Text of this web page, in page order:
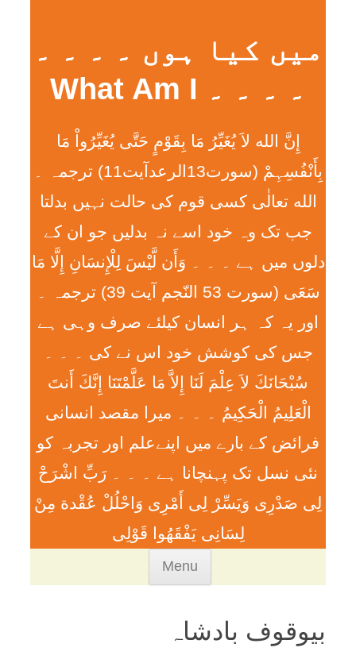
میں کیا ہوں ۔ ۔ ۔ ۔
۔ ۔ ۔ ۔ What Am I
إِنَّ الله لاَ يُغَيِّرُ مَا بِقَوْمٍ حَتَّی يُغَيِّرُواْ مَا
بِأَنْفُسِہِمْ (سورت13الرعدآیت11) ترجمہ ۔
الله تعالٰی کسی قوم کی حالت نہیں بدلتا
جب تک وہ خود اسے نہ بدلیں جو ان کے
دلوں میں ہے ۔ ۔ ۔ وَأَن لَّيْسَ لِلْإِنسَانِ إِلَّا مَا
سَعَی (سورت 53 النّجم آیت 39) ترجمہ ۔
اور یہ کہ ہر انسان کیلئے صرف وہی ہے
جس کی کوشش خود اس نے کی ۔ ۔ ۔
سُبْحَانَكَ لاَ عِلْمَ لَنَا إِلاَّ مَا عَلَّمْتَنَا إِنَّكَ أَنتَ
الْعَلِيمُ الْحَكِيمُ ۔ ۔ ۔ ميرا مقصد انسانی
فرائض کے بارے میں اپنےعلم اور تجربہ کو
نئی نسل تک پہنچانا ہے ۔ ۔ ۔ رَبِّ اشْرَحْ
لِی صَدْرِی وَيَسِّرْ لِی أَمْرِی وَاحْلُلْ عُقْدة مِنْ
لِسَانِی يَفْقَھُوا قَوْلِی
Menu
content
بیوقوف بادشاہ